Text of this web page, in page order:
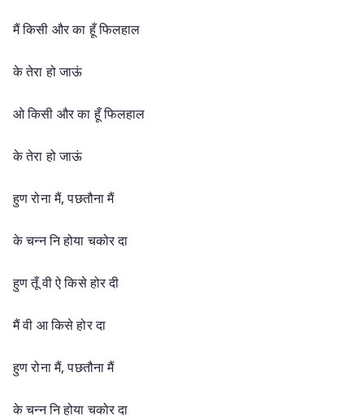
मैं किसी और का हूँ फिलहाल
के तेरा हो जाऊं
ओ किसी और का हूँ फिलहाल
के तेरा हो जाऊं
हुण रोना मैं, पछतौना मैं
के चन्न नि होया चकोर दा
हुण तूँ वी ऐ किसे होर दी
मैं वी आ किसे होर दा
हुण रोना मैं, पछतौना मैं
के चन्न नि होया चकोर दा